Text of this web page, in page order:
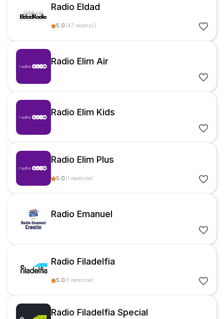
Radio Eldad
5.0 (47 recenzii)
Radio Elim Air
Radio Elim Kids
Radio Elim Plus
5.0 (1 recenzie)
Radio Emanuel
Radio Filadelfia
5.0 (1 recenzie)
Radio Filadelfia Special